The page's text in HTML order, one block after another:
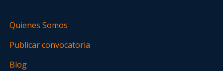
Quienes Somos
Publicar convocatoria
Blog